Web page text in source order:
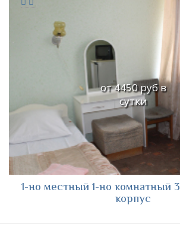
от 4450 руб в
сутки
1-но местный 1-но комнатный
корпус